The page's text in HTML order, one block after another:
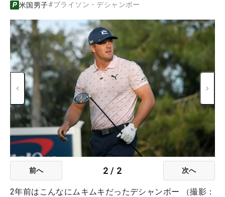
米国男子#ブライソン・デシャンボー
前へ 2 / 2 次へ
2年前はこんなにムキムキだったデシャンボー （撮影：